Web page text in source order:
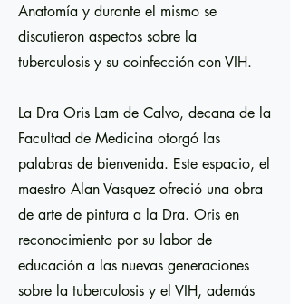
Anatomía y durante el mismo se
discutieron aspectos sobre la
tuberculosis y su coinfección con VIH.
La Dra Oris Lam de Calvo, decana de la
Facultad de Medicina otorgó las
palabras de bienvenida. Este espacio, el
maestro Alan Vasquez ofreció una obra
de arte de pintura a la Dra. Oris en
reconocimiento por su labor de
educación a las nuevas generaciones
sobre la tuberculosis y el VIH, además